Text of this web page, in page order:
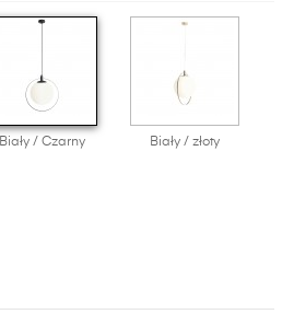
Biały / Czarny Biały / złoty